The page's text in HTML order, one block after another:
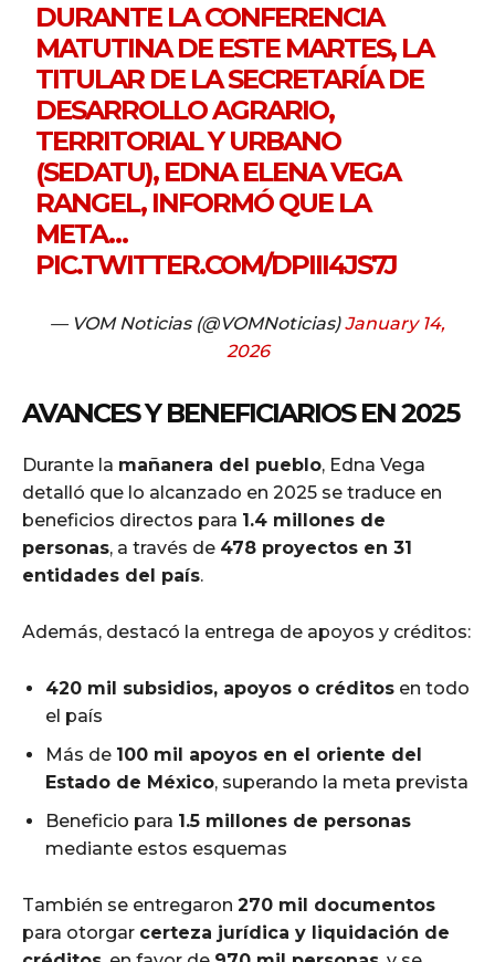
DURANTE LA CONFERENCIA
MATUTINA DE ESTE MARTES, LA
TITULAR DE LA SECRETARÍA DE
DESARROLLO AGRARIO,
TERRITORIAL Y URBANO
(SEDATU), EDNA ELENA VEGA
RANGEL, INFORMÓ QUE LA
META…
PIC.TWITTER.COM/DPIII4JS7J
— VOM Noticias (@VOMNoticias)January 14,
2026
AVANCES Y BENEFICIARIOS EN 2025
Durante la mañanera del pueblo, Edna Vega
detalló que lo alcanzado en 2025 se traduce en
beneficios directos para 1.4 millones de
personas, a través de 478 proyectos en 31
entidades del país.
Además, destacó la entrega de apoyos y créditos:
420 mil subsidios, apoyos o créditos en todo
el país
Más de 100 mil apoyos en el oriente del
Estado de México, superando la meta prevista
Beneficio para 1.5 millones de personas
mediante estos esquemas
También se entregaron 270 mil documentos
para otorgar certeza jurídica y liquidación de